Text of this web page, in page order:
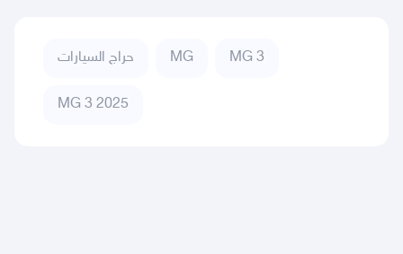
حراج السيارات MG MG 3
MG 3 2025